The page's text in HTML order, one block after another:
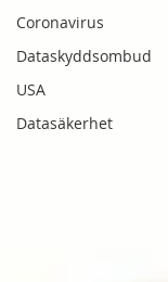
Coronavirus
Dataskyddsombud
USA
Datasäkerhet